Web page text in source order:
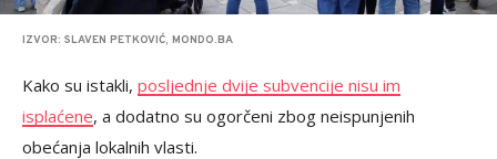
IZVOR: SLAVEN PETKOVIĆ, MONDO.BA
Kako su istakli, posljednje dvije subvencije nisu im
isplaćene, a dodatno su ogorčeni zbog neispunjenih
obećanja lokalnih vlasti.